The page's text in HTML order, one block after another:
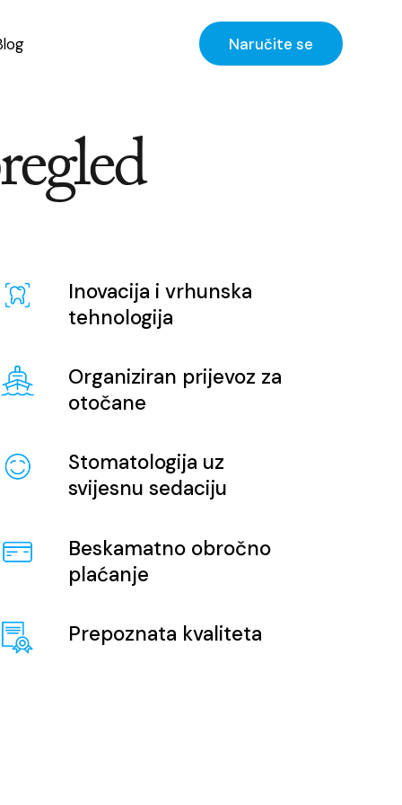
Naručite se
Inovacija i vrhunska
tehnologija
Organiziran prijevoz za
otočane
Stomatologija uz
svijesnu sedaciju
Beskamatno obročno
plaćanje
Prepoznata kvaliteta